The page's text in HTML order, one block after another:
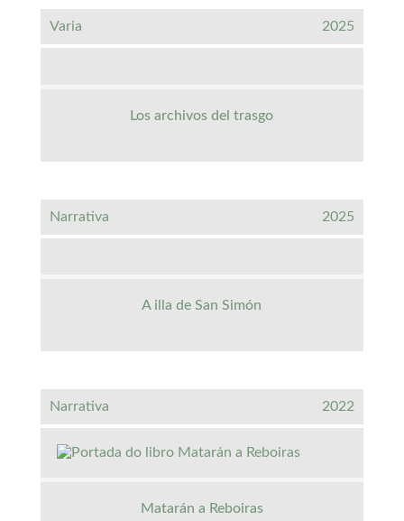
Varia 2025
Los archivos del trasgo
Narrativa 2025
A illa de San Simón
Narrativa 2022
Matarán a Reboiras